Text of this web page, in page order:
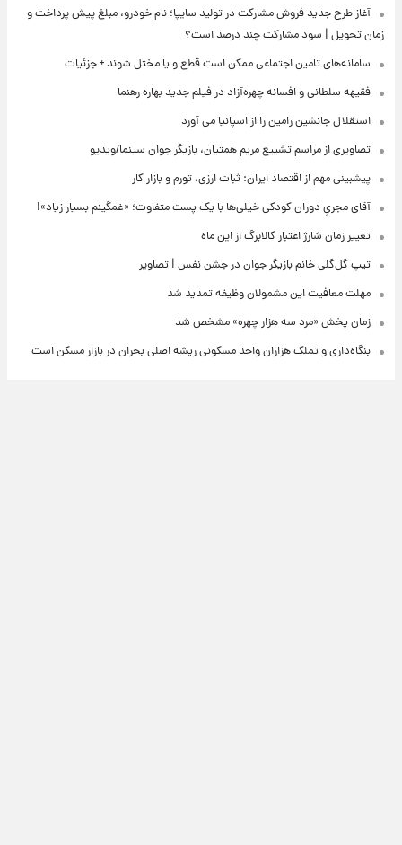
آغاز طرح جدید فروش مشارکت در تولید سایپا؛ نام خودرو، مبلغ پیش پرداخت و
زمان تحویل | سود مشارکت چند درصد است؟
سامانه‌های تامین اجتماعی ممکن است قطع و یا مختل شوند + جزئیات
فقیهه سلطانی و افسانه چهره‌آزاد در فیلم جدید بهاره رهنما
استقلال جانشین رامین را از اسپانیا می آورد
تصاویری از مراسم تشییع مریم همتیان، بازیگر جوان سینما/ویدیو
پیشبینی مهم از اقتصاد ایران: ثبات ارزی، تورم و بازار کار
آقای مجریِ دوران کودکی خیلی‌ها با یک پست متفاوت؛ «غمگینم بسیار زیاد»!
تغییر زمان شارژ اعتبار کالابرگ از این ماه
تیپ گل‌گلی خانم بازیگر جوان در جشن نفس | تصاویر
مهلت معافیت این مشمولان وظیفه تمدید شد
زمان پخش «مرد سه هزار چهره» مشخص شد
بنگاه‌داری و تملک هزاران واحد مسکونی ریشه اصلی بحران در بازار مسکن است